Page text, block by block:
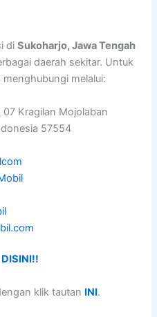
diSukoharjo, Jawa Tengah
daerah sekitar. Untuk
melalui:
Kragilan Mojolaban
57554
DISINI!!
klik tautan INI.